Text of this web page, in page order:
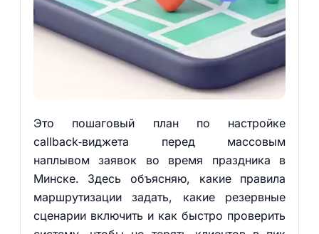
Это пошаговый план по настройке
callback‑виджета перед массовым
наплывом заявок во время праздника в
Минске. Здесь объясняю, какие правила
маршрутизации задать, какие резервные
сценарии включить и как быстро проверить